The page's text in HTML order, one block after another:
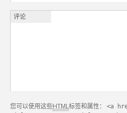
评论
您可以使用这些HTML标签和属性：
<a